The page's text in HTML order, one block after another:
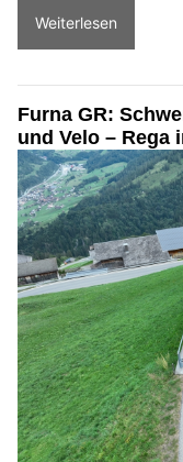
Weiterlesen
Furna GR:
und Velo – Rega